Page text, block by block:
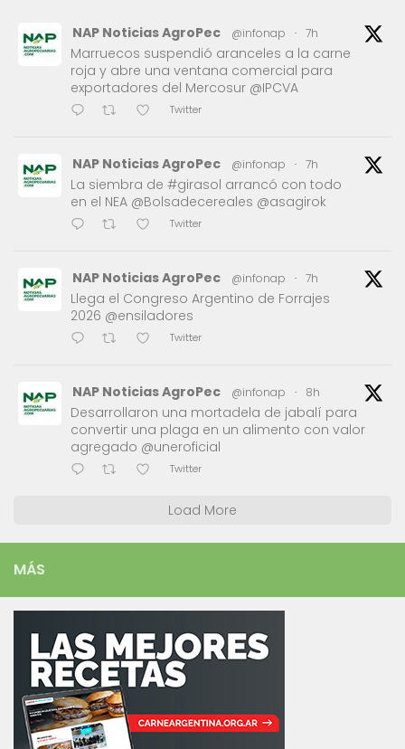
NAP Noticias AgroPec @infonap · 7h
Marruecos suspendió aranceles a la carne
roja y abre una ventana comercial para
exportadores del Mercosur @IPCVA
Twitter
NAP Noticias AgroPec @infonap · 7h
La siembra de #girasol arrancó con todo
en el NEA @Bolsadecereales @asagirok
Twitter
NAP Noticias AgroPec @infonap · 7h
Llega el Congreso Argentino de Forrajes
2026 @ensiladores
Twitter
NAP Noticias AgroPec @infonap · 8h
Desarrollaron una mortadela de jabalí para
convertir una plaga en un alimento con valor
agregado @uneroficial
Twitter
Load More
MÁS